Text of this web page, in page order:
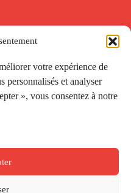
votre expérience de
personnalisés et analyser
», vous consentez à notre